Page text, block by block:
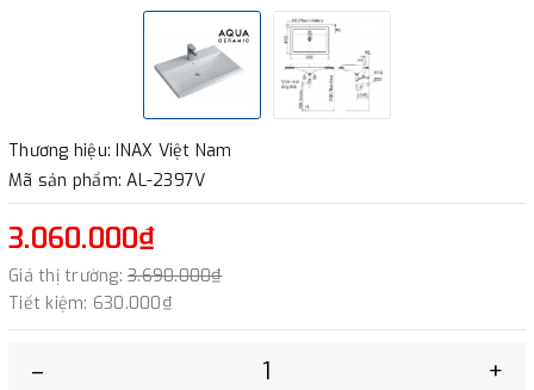
Thương hiệu: INAX Việt Nam
Mã sản phẩm: AL-2397V
3.060.000₫
Giá thị trường: 3.690.000₫
Tiết kiệm: 630.000₫
– +